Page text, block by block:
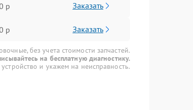
р Заказать
р Заказать
без учета стоимости запчастей.
на бесплатную диагностику.
и укажем на неисправность.